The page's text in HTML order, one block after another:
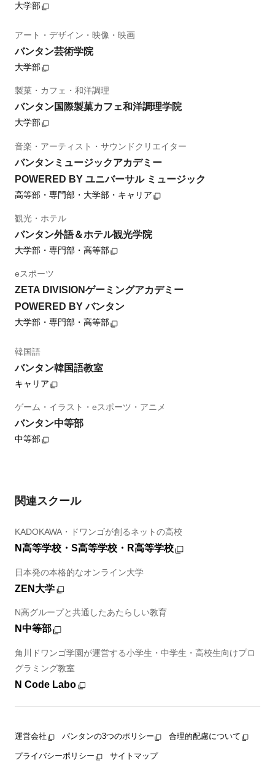
大学部
アート・デザイン・映像・映画
バンタン芸術学院
大学部
製菓・カフェ・和洋調理
バンタン国際製菓カフェ和洋調理学院
大学部
音楽・アーティスト・サウンドクリエイター
バンタンミュージックアカデミー
POWERED BY ユニバーサル ミュージック
高等部・専門部・大学部・キャリア
観光・ホテル
バンタン外語＆ホテル観光学院
大学部・専門部・高等部
eスポーツ
ZETA DIVISIONゲーミングアカデミー
POWERED BY バンタン
大学部・専門部・高等部
韓国語
バンタン韓国語教室
キャリア
ゲーム・イラスト・eスポーツ・アニメ
バンタン中等部
中等部
関連スクール
KADOKAWA・ドワンゴが創るネットの高校
N高等学校・S高等学校・R高等学校
日本発の本格的なオンライン大学
ZEN大学
N高グループと共通したあたらしい教育
N中等部
角川ドワンゴ学園が運営する小学生・中学生・高校生向けプロ
グラミング教室
N Code Labo
運営会社 バンタンの3つのポリシー 合理的配慮について
プライバシーポリシー サイトマップ